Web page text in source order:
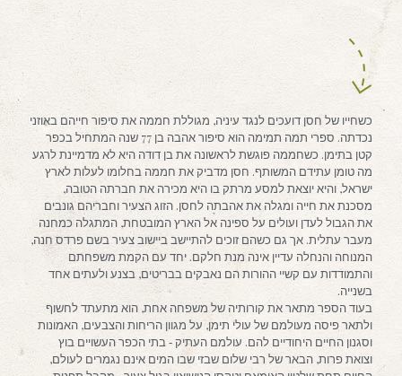
כשחייו של חסן דועכים לנגד עיניה, מגוללת חממה את סיפור חייהם באוזני
נכדתה. ספרי תמה תמימה הוא סיפור אהבה בן 77 שנה המתחיל בכפר
קטן בתימן. כשחממה פוגשת לראשונה את בן דודה היא לא מדמיינת לרגע
מה טומן עתידם המשותף. חסן מדביק את חממה בחלומו לעלות לארץ
ישראל, והיא יוצאת למסע מרתק בו היא מכירה את חברתה הטובה,
מסכנת את חייה ומגלה את אהבתה לחסן. הזוג הצעיר וחבריהם גונבים
את הגבול לעדן ועולים על ספינה אל הארץ המובטחת, המתגלה כמחנה
מעבר עתלית. אך גם כשהם זוכים להתיישב ביישוב צעיר בשם פרדס חנה,
המנוחה והנחלה עדיין אינה מנת חלקם. יחד עם הקמת משפחתם
והתמודדות עם קשיי ההורות הם נאבקים בבריטים, בצנע ולעתים אחד
בשנייה.
בעוד הספר מתאר את קורותיה של משפחה אחת, הוא מתעתד לחשוף
ולתאר פיסה מעולמם של עולי תימן, על מגוון הריחות והצבעים, האמונות
וסגנון החיים היחודיים להם. עולמם העתיק ‐ בתי הכפר העשויים בוץ
וצואת פרות, הבאר של רבי שלום שבזי שבו המים אינם נגמרים לעולם,